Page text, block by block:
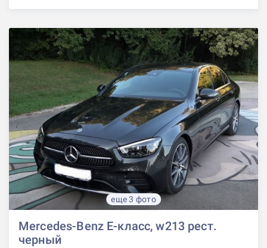
еще 3 фото
Mercedes-Benz E-класс, w213 рест.
черный